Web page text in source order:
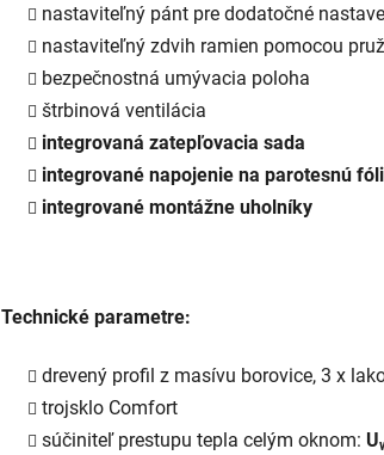
nastaviteľný pánt pre dodatočné
nastaviteľný zdvih ramien pomocou
bezpečnostná umývacia poloha
štrbinová ventilácia
integrovaná zatepľovacia sada
integrované napojenie na parotesnú
integrované montážne uholníky
Technické parametre:
drevený profil z masívu borovice, 3 x
trojsklo Comfort
súčiniteľ prestupu tepla celým oknom: U